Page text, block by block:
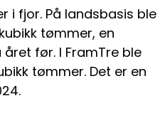
i fjor. På landsbasis ble
tømmer, en
før. I FramTre ble
tømmer. Det er en